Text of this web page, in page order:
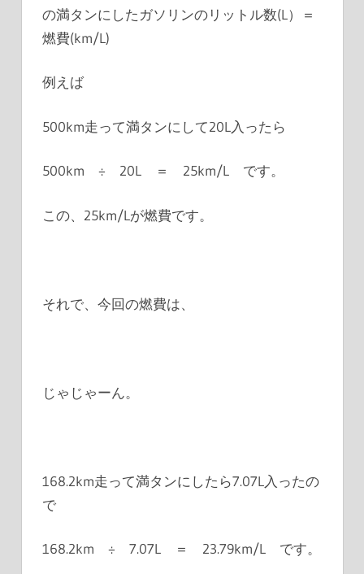
の満タンにしたガソリンのリットル数(L）＝
燃費(km/L)
例えば
500km走って満タンにして20L入ったら
500km ÷ 20L ＝ 25km/L です。
この、25km/Lが燃費です。
それで、今回の燃費は、
じゃじゃーん。
168.2km走って満タンにしたら7.07L入ったの
で
168.2km ÷ 7.07L ＝ 23.79km/L です。